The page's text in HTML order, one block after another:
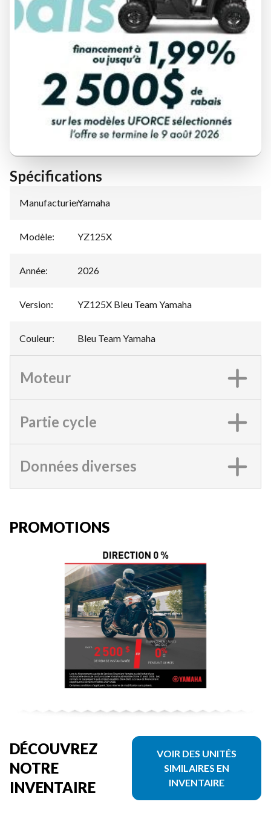
DEMANDE DE FINANCEMENT
ÉVALUATION DE VOTRE ÉCHANGE
Spécifications
Manufacturier:
Yamaha
Modèle: YZ125X
Année: 2026
Version: YZ125X Bleu Team Yamaha
Couleur: Bleu Team Yamaha
Moteur
Partie cycle
Données diverses
PROMOTIONS
DÉCOUVREZ
NOTRE
INVENTAIRE
VOIR DES UNITÉS
SIMILAIRES EN
INVENTAIRE